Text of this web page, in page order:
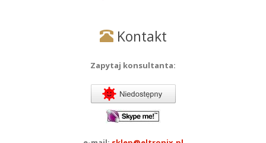
Kontakt
Zapytaj konsultanta: